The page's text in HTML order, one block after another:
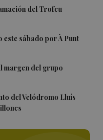
del Trofeu
sábado por À Punt
margen del grupo
del Velódromo Lluís